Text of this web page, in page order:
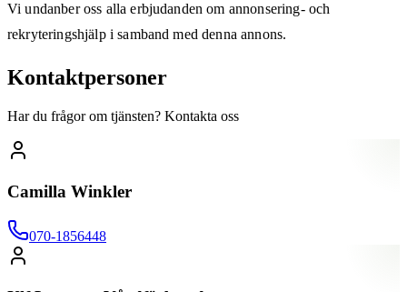
Vi undanber oss alla erbjudanden om annonsering- och
rekryteringshjälp i samband med denna annons.
Kontaktpersoner
Har du frågor om tjänsten? Kontakta oss
Camilla Winkler
070-1856448